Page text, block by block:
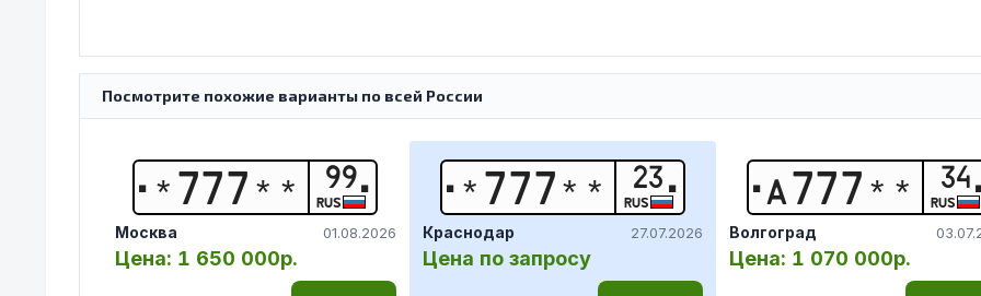
Посмотрите похожие варианты по всей России
* 777 * * 99
RUS
Москва 01.08.2026
Цена: 1 650 000р.
* 777 * * 23
RUS
Краснодар 27.07.2026
Цена по запросу
А 777 * * 34
RUS
Волгоград
Цена: 1 070 000р.